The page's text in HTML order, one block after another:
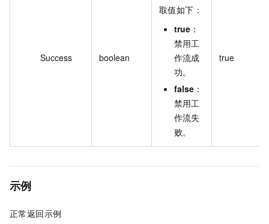
Success boolean
取值如下：
true ：
禁用工
作流成
功。
false ：
禁用工
作流失
败。
true
示例
正常返回示例